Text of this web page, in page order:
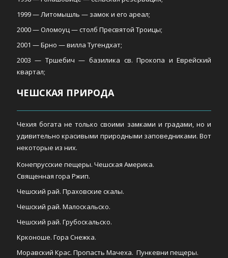
1999 — Литомышль — замок и его ареал;
2000 — Оломоуц — столб Пресвятой Троицы;
2001 — Брно — вилла Тугендхат;
2003 — Тршебич — базилика св. Прокопа и Еврейский
квартал;
ЧЕШСКАЯ ПРИРОДА
Чехия богата не только своими замками и градами, но и
удивительно красивыми природными заповедниками. Вот
некоторые из них.
Конепрусские пещеры. Чешская Америка.
Священная гора Ржип.
Чешский рай. Праховские скалы.
Чешский рай. Малоскальско.
Чешский рай. Грубоскальско.
Крконоше. Гора Снежка.
Моравский Крас. Пропасть Мачеха. Пункевни пещеры.